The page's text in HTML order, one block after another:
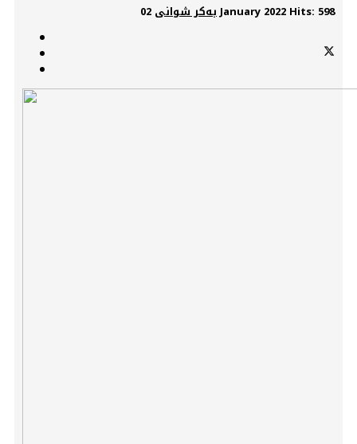
بەکر شوانی02 January 2022 Hits: 598